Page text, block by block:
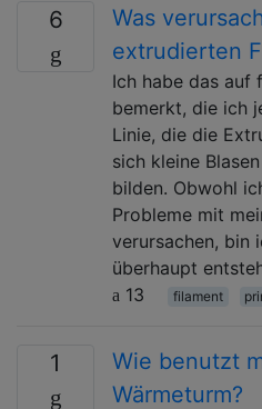
6
Was
extrudierten
Ich habe das auf
bemerkt, die ich
Linie, die die
sich kleine
bilden. Obwohl
Probleme mit
verursachen, bin
überhaupt
13
filament
1
Wie benutzt
Wärmeturm?